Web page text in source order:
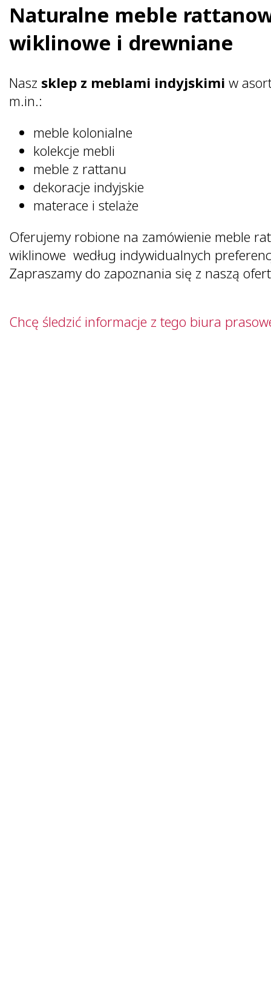
Naturalne meble
wiklinowe i drewniane
Nasz sklep z meblami indyjskimi w
m.in.:
meble kolonialne
kolekcje mebli
meble z rattanu
dekoracje indyjskie
materace i stelaże
Oferujemy robione na zamówienie meble
wiklinowe według indywidualnych
Zapraszamy do zapoznania się z naszą
Chcę śledzić informacje z tego biura